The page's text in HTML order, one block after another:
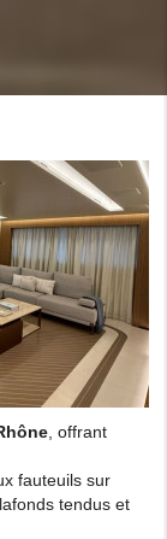
, offrant
fauteuils sur
tendus et